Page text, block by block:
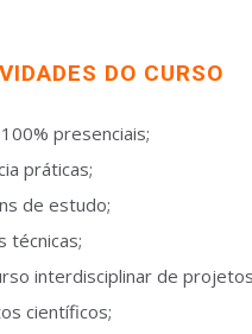
DO CURSO
presenciais;
práticas;
de estudo;
técnicas;
interdisciplinar de
científicos;